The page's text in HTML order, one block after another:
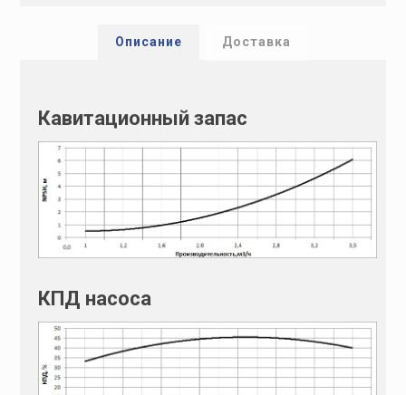
Описание Доставка
Кавитационный запас
КПД насоса